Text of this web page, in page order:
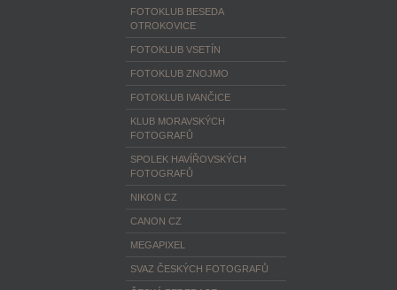
FOTOKLUB BESEDA
OTROKOVICE
FOTOKLUB VSETÍN
FOTOKLUB ZNOJMO
FOTOKLUB IVANČICE
KLUB MORAVSKÝCH
FOTOGRAFŮ
SPOLEK HAVÍŘOVSKÝCH
FOTOGRAFŮ
NIKON CZ
CANON CZ
MEGAPIXEL
SVAZ ČESKÝCH FOTOGRAFŮ